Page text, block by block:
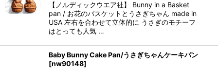
【ノルディックウエア社】 Bunny in a Basket
pan / お花のバスケットとうさぎちゃん made in
USA 左右を合わせて立体的に うさぎのモチーフ
はとっても人気 …
Baby Bunny Cake Pan/うさぎちゃんケーキパン
[nw90148]